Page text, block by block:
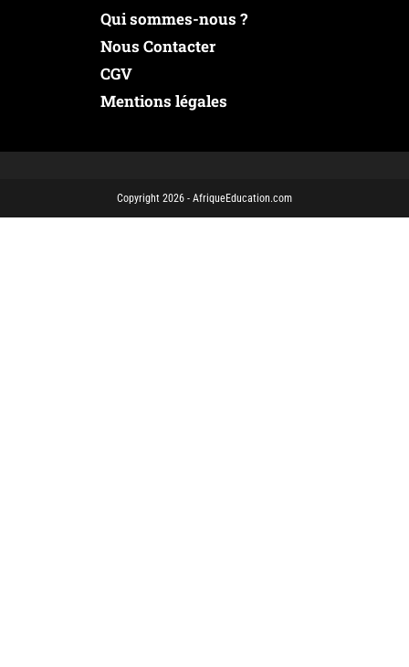
Qui sommes-nous ?
Nous Contacter
CGV
Mentions légales
Copyright 2026 - AfriqueEducation.com